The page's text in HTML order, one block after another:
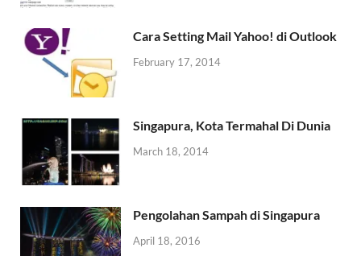
Cara Setting Mail Yahoo! di Outlook
February 17, 2014
Singapura, Kota Termahal Di Dunia
March 18, 2014
Pengolahan Sampah di Singapura
April 18, 2016